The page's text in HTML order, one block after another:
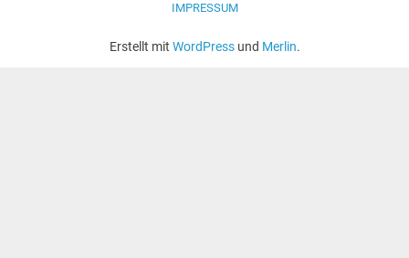
IMPRESSUM
Erstellt mit WordPressund Merlin.